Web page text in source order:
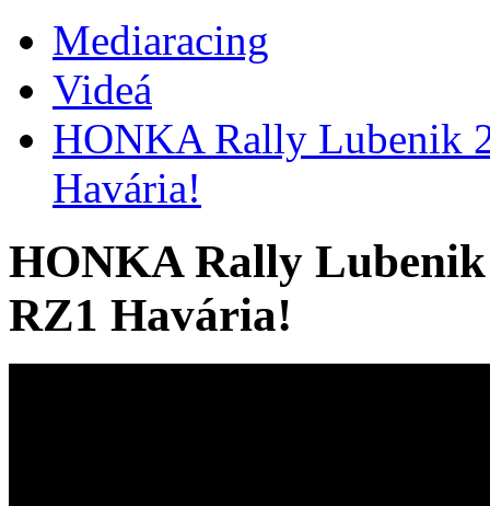
Mediaracing
Videá
HONKA Rally Lubenik
Havária!
HONKA Rally Lubenik
RZ1 Havária!